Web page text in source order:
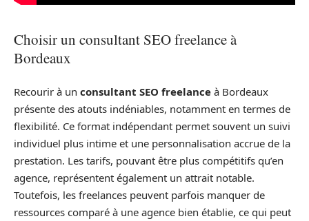
Choisir un consultant SEO freelance à
Bordeaux
Recourir à un consultant SEO freelance à Bordeaux
présente des atouts indéniables, notamment en termes de
flexibilité. Ce format indépendant permet souvent un suivi
individuel plus intime et une personnalisation accrue de la
prestation. Les tarifs, pouvant être plus compétitifs qu’en
agence, représentent également un attrait notable.
Toutefois, les freelances peuvent parfois manquer de
ressources comparé à une agence bien établie, ce qui peut